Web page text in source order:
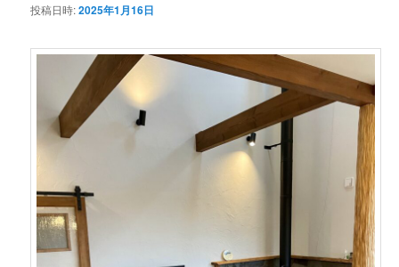
投稿日時:2025年1月16日